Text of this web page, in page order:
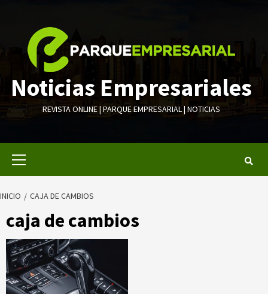
contenido
Noticias Empresariales
REVISTA ONLINE | PARQUE EMPRESARIAL | NOTICIAS
INICIO CAJA DE CAMBIOS
caja de cambios